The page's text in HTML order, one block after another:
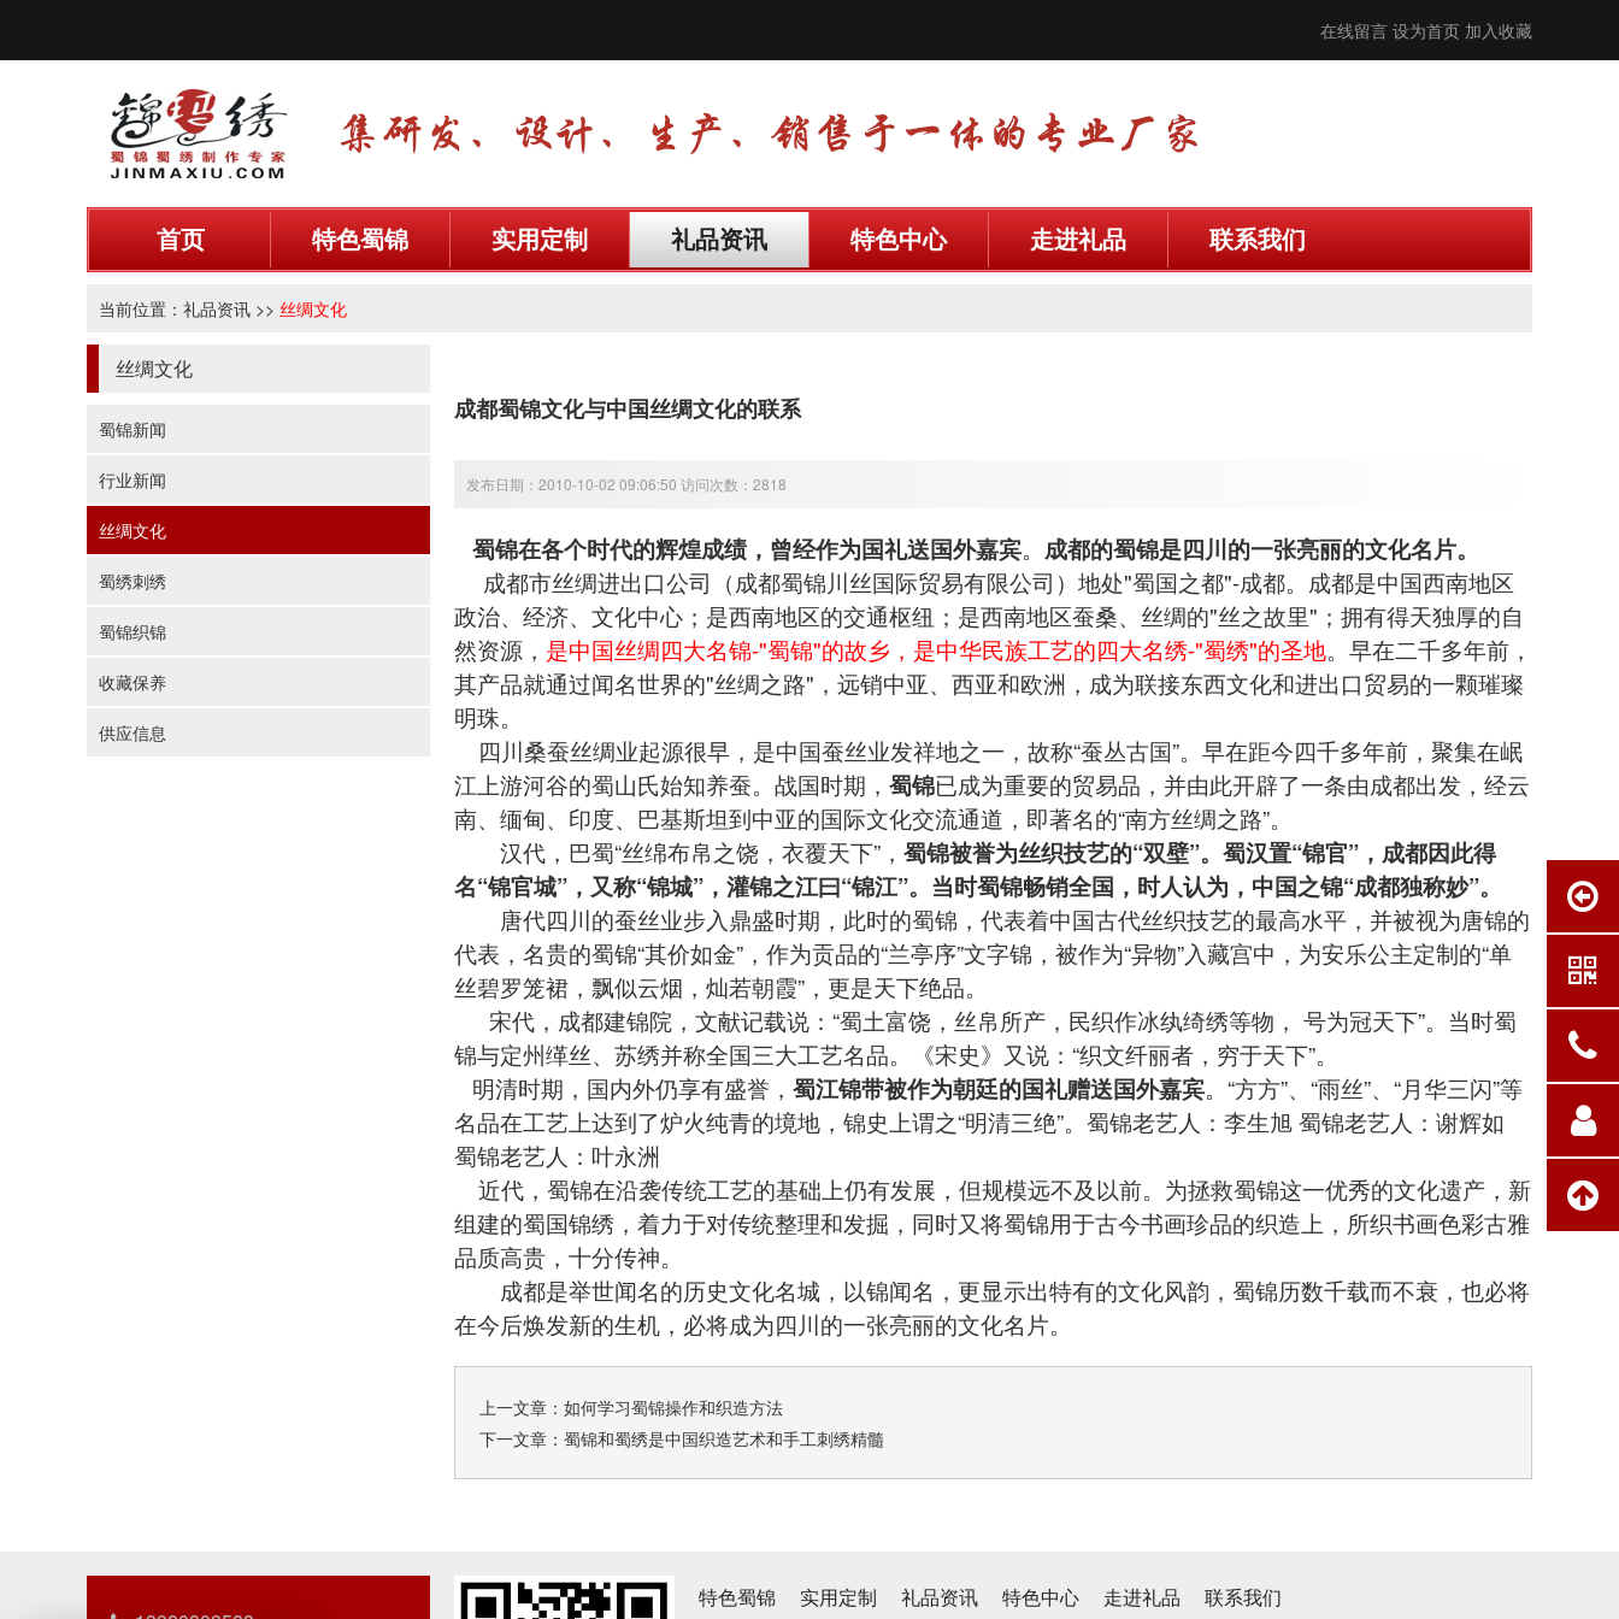
在线留言 设为首页 加入收藏
首页 特色蜀锦 实用定制 礼品资讯 特色中心 走进礼品 联系我们
当前位置： 礼品资讯 >> 丝绸文化
丝绸文化
蜀锦新闻
行业新闻
丝绸文化
蜀绣刺绣
蜀锦织锦
收藏保养
供应信息
成都蜀锦文化与中国丝绸文化的联系
发布日期：2010-10-02 09:06:50 访问次数：2818
蜀锦在各个时代的辉煌成绩，曾经作为国礼送国外嘉宾。 成都的蜀锦是四川的一张亮丽的文化名片。
成都市丝绸进出口公司（成都蜀锦川丝国际贸易有限公司）地处"蜀国之都"-成都。成都是中国西南地区
政治、经济、文化中心；是西南地区的交通枢纽；是西南地区蚕桑、丝绸的"丝之故里"；拥有得天独厚的自
然资源， 是中国丝绸四大名锦-"蜀锦"的故乡，是中华民族工艺的四大名绣-"蜀绣"的圣地。早在二千多年前，
其产品就通过闻名世界的"丝绸之路"，远销中亚、西亚和欧洲，成为联接东西文化和进出口贸易的一颗璀璨
明珠。
四川桑蚕丝绸业起源很早，是中国蚕丝业发祥地之一，故称“蚕丛古国”。早在距今四千多年前，聚集在岷
江上游河谷的蜀山氏始知养蚕。战国时期， 蜀锦已成为重要的贸易品，并由此开辟了一条由成都出发，经云
南、缅甸、印度、巴基斯坦到中亚的国际文化交流通道，即著名的“南方丝绸之路”。
汉代，巴蜀“丝绵布帛之饶，衣覆天下”， 蜀锦被誉为丝织技艺的“双壁”。蜀汉置“锦官”，成都因此得
名“锦官城”，又称“锦城”，灌锦之江曰“锦江”。当时蜀锦畅销全国，时人认为，中国之锦“成都独称妙”。
唐代四川的蚕丝业步入鼎盛时期，此时的蜀锦，代表着中国古代丝织技艺的最高水平，并被视为唐锦的
代表，名贵的蜀锦“其价如金”，作为贡品的“兰亭序”文字锦，被作为“异物”入藏宫中，为安乐公主定制的“单
丝碧罗笼裙，飘似云烟，灿若朝霞”，更是天下绝品。
宋代，成都建锦院，文献记载说：“蜀土富饶，丝帛所产，民织作冰纨绮绣等物， 号为冠天下”。当时蜀
锦与定州缂丝、苏绣并称全国三大工艺名品。《宋史》又说：“织文纤丽者，穷于天下”。
明清时期，国内外仍享有盛誉， 蜀江锦带被作为朝廷的国礼赠送国外嘉宾。“方方”、“雨丝”、“月华三闪”等
名品在工艺上达到了炉火纯青的境地，锦史上谓之“明清三绝”。 蜀锦老艺人：李生旭 蜀锦老艺人：谢辉如
蜀锦老艺人：叶永洲
近代，蜀锦在沿袭传统工艺的基础上仍有发展，但规模远不及以前。为拯救蜀锦这一优秀的文化遗产，新
组建的蜀国锦绣，着力于对传统整理和发掘，同时又将蜀锦用于古今书画珍品的织造上，所织书画色彩古雅
品质高贵，十分传神。
成都是举世闻名的历史文化名城，以锦闻名，更显示出特有的文化风韵，蜀锦历数千载而不衰，也必将
在今后焕发新的生机，必将成为四川的一张亮丽的文化名片。
上一文章： 如何学习蜀锦操作和织造方法
下一文章： 蜀锦和蜀绣是中国织造艺术和手工刺绣精髓
特色蜀锦 实用定制 礼品资讯 特色中心 走进礼品 联系我们